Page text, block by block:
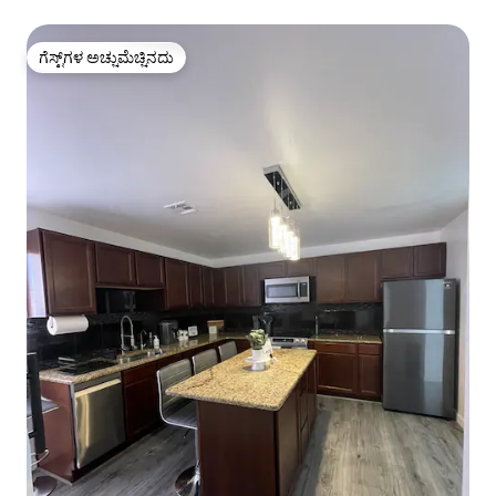
ಗೆಸ್ಟ್‌ಗಳ ಅಚ್ಚುಮೆಚ್ಚಿನದು
ಗೆಸ್ಟ್‌ಗಳ ಅಚ್ಚುಮೆಚ್ಚಿನದು